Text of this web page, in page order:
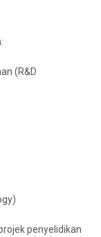
(R&D
penyelidikan